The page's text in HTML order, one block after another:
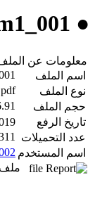
● arabic-5ap19-1trim1_001 تحميل
معلومات عن
اسم الملف
نوع الملف
pdf
حجم الملف
KB
تاريخ الرفع
23-
عدد التحميلات
اسم المستخدم
ملف